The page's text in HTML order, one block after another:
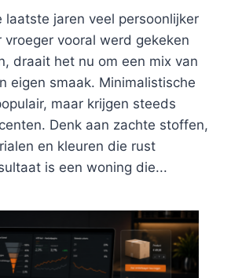
laatste jaren veel persoonlijker
vroeger vooral werd gekeken
draait het nu om een mix van
eigen smaak. Minimalistische
maar krijgen steeds
Denk aan zachte stoffen,
en kleuren die rust
is een woning die...